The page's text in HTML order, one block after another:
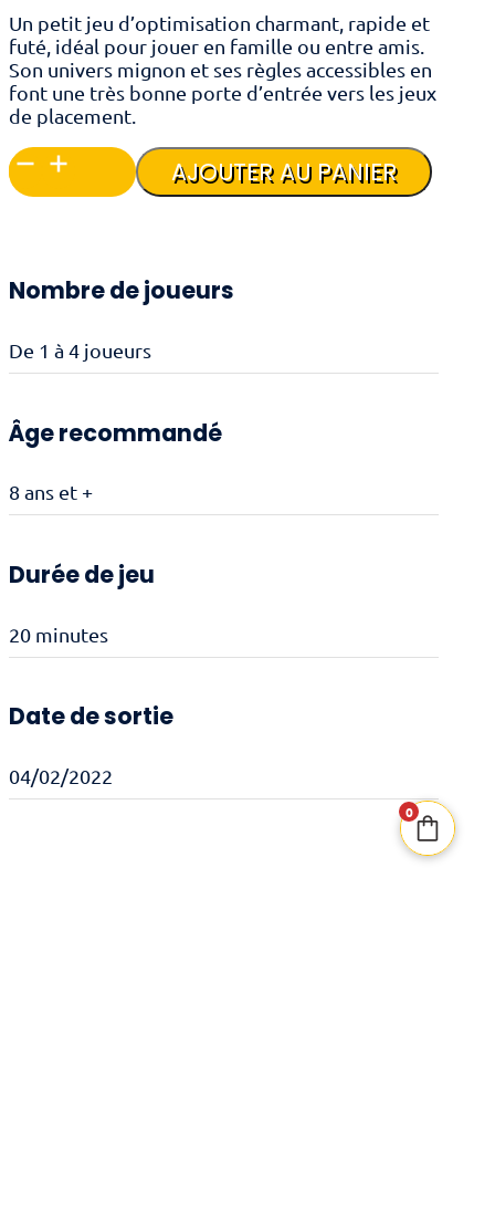
Un petit jeu d’optimisation charmant, rapide et
futé, idéal pour jouer en famille ou entre amis.
Son univers mignon et ses règles accessibles en
font une très bonne porte d’entrée vers les jeux
de placement.
quantité
de
Loco
AJOUTER AU PANIER
Nombre de joueurs
De 1 à 4 joueurs
Âge recommandé
8 ans et +
Durée de jeu
20 minutes
Date de sortie
04/02/2022
0